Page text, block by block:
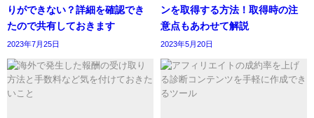
りができない？詳細を確認でき
たので共有しておきます
2023年7月25日
ンを取得する方法！取得時の注
意点もあわせて解説
2023年5月20日